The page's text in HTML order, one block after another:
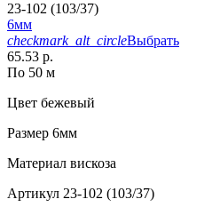
23-102 (103/37)
6мм
checkmark_alt_circleВыбрать
65.53 р.
По 50 м
Цвет бежевый
Размер 6мм
Материал вискоза
Артикул 23-102 (103/37)